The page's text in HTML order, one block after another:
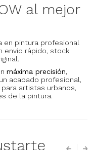
al mejor
en pintura profesional
envío rápido, stock
máxima precisión,
acabado profesional,
artistas urbanos,
de la pintura.